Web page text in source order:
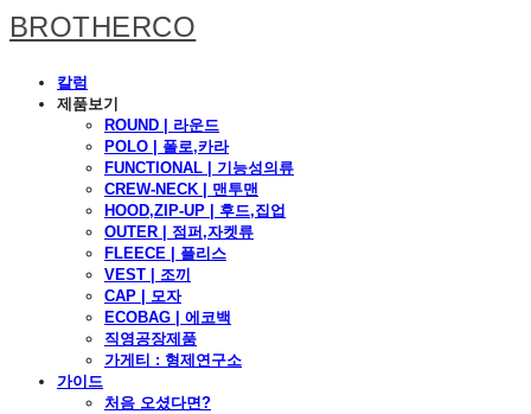
BROTHERCO
칼럼
제품보기
ROUND | 라운드
POLO | 폴로,카라
FUNCTIONAL | 기능성의류
CREW-NECK | 맨투맨
HOOD,ZIP-UP | 후드,집업
OUTER | 점퍼,자켓류
FLEECE | 플리스
VEST | 조끼
CAP | 모자
ECOBAG | 에코백
직영공장제품
가게티 : 형제연구소
가이드
처음 오셨다면?